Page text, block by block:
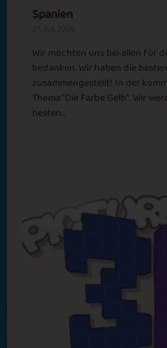
May Parade
Spanien
Wir möchten uns bei allen für
bedanken. Wir haben die
zusammengestellt! In der
Thema "Die Farbe Gelb". Wir
besten...